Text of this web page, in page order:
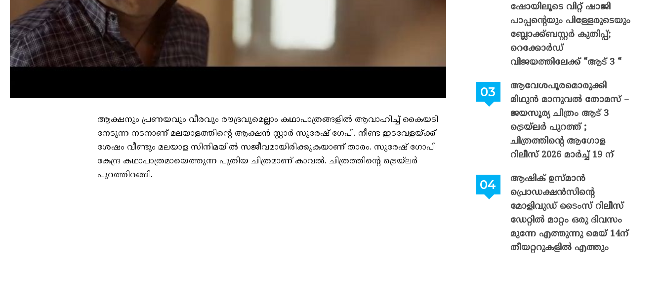
ആക്ഷനും പ്രണയവും വീരവും രൗദ്രവുമെല്ലാം കഥാപാത്രങ്ങളില്‍ ആവാഹിച്ച് കൈയടി
നേടുന്ന നടനാണ് മലയാളത്തിന്റെ ആക്ഷന്‍ സ്റ്റാര്‍ സുരേഷ് ഗേപി. നീണ്ട ഇടവേളയ്ക്ക്
ശേഷം വീണ്ടും മലയാള സിനിമയില്‍ സജീവമായിരിക്കുകയാണ് താരം. സുരേഷ് ഗോപി
കേന്ദ്ര കഥാപാത്രമായെത്തുന്ന പുതിയ ചിത്രമാണ് കാവല്‍. ചിത്രത്തിന്റെ ട്രെയ്‌ലര്‍
പുറത്തിറങ്ങി.
ഷോയിലൂടെ വിറ്റ് ഷാജി
പാപ്പന്റെയും പിള്ളേരുടെയും
ബ്ലോക്ക്ബസ്റ്റർ കുതിപ്പ്;
റെക്കോർഡ്
വിജയത്തിലേക്ക് “ആട് 3 “
ആവേശപൂരമൊരുക്കി
മിഥുൻ മാനുവൽ തോമസ് –
ജയസൂര്യ ചിത്രം ആട് 3
ട്രെയ്‌ലർ പുറത്ത് ;
ചിത്രത്തിന്റെ ആഗോള
റിലീസ് 2026 മാർച്ച് 19 ന്
ആഷിക് ഉസ്മാൻ
പ്രൊഡക്ഷൻസിന്റെ
മോളിവുഡ് ടൈംസ് റിലീസ്
ഡേറ്റിൽ മാറ്റം ഒരു ദിവസം
മുന്നേ എത്തുന്നു മെയ് 14ന്
തീയറ്ററുകളിൽ എത്തും